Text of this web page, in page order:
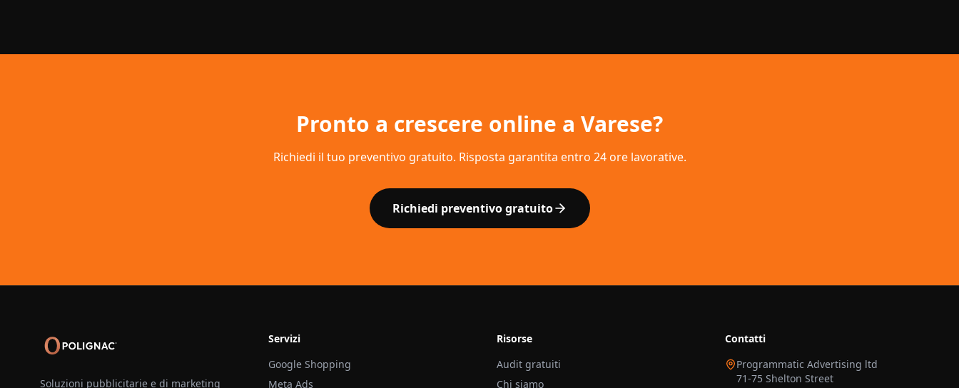
Pronto a crescere online a Varese?
Richiedi il tuo preventivo gratuito. Risposta garantita entro 24 ore lavorative.
Richiedi preventivo gratuito
Soluzioni pubblicitarie e di marketing
Servizi
Google Shopping
Meta Ads
Risorse
Audit gratuiti
Chi siamo
Contatti
Programmatic Advertising ltd
71-75 Shelton Street